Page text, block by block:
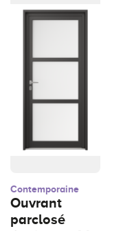
Contemporaine
Ouvrant
parclosé